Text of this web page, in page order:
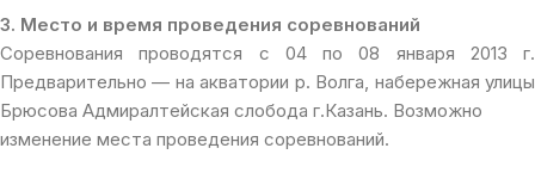
3. Место и время проведения соревнований
Соревнования проводятся с 04 по 08 января 2013 г.
Предварительно — на акватории р. Волга, набережная улицы
Брюсова Адмиралтейская слобода г.Казань. Возможно
изменение места проведения соревнований.